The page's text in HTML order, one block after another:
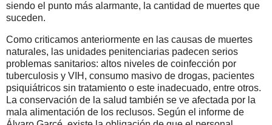
siendo el punto más alarmante, la cantidad de muertes que
suceden.
Como criticamos anteriormente en las causas de muertes
naturales, las unidades penitenciarias padecen serios
problemas sanitarios: altos niveles de coinfección por
tuberculosis y VIH, consumo masivo de drogas, pacientes
psiquiátricos sin tratamiento o este inadecuado, entre otros.
La conservación de la salud también se ve afectada por la
mala alimentación de los reclusos. Según el informe de